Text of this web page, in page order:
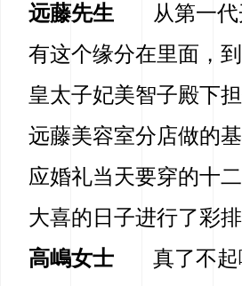
远藤先生
从第一
有这个缘分在里面，
皇太子妃美智子殿下
远藤美容室分店做的
应婚礼当天要穿的十
大喜的日子进行了彩排
高嶋女士
真了不起